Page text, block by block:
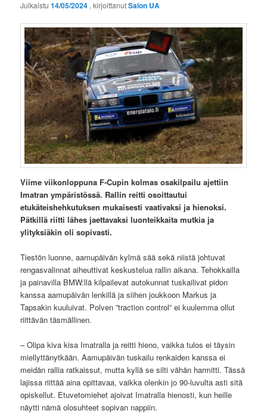
Julkaistu14/05/2024 , kirjoittanutSalon UA
Viime viikonloppuna F-Cupin kolmas osakilpailu ajettiin
Imatran ympäristössä. Rallin reitti osoittautui
etukäteishehkutuksen mukaisesti vaativaksi ja hienoksi.
Pätkillä riitti lähes jaettavaksi luonteikkaita mutkia ja
ylityksiäkin oli sopivasti.
Tiestön luonne, aamupäivän kylmä sää sekä niistä johtuvat
rengasvalinnat aiheuttivat keskustelua rallin aikana. Tehokkailla
ja painavilla BMW:llä kilpailevat autokunnat tuskailivat pidon
kanssa aamupäivän lenkillä ja siihen joukkoon Markus ja
Tapsakin kuuluivat. Polven ”traction control” ei kuulemma ollut
riittävän täsmällinen.
– Olipa kiva kisa Imatralla ja reitti hieno, vaikka tulos ei täysin
miellyttänytkään. Aamupäivän tuskailu renkaiden kanssa ei
meidän rallia ratkaissut, mutta kyllä se silti vähän harmitti. Tässä
lajissa riittää aina opittavaa, vaikka olenkin jo 90-luvulta asti sitä
opiskellut. Etuvetomiehet ajoivat Imatralla hienosti, kun heille
näytti nämä olosuhteet sopivan nappiin.